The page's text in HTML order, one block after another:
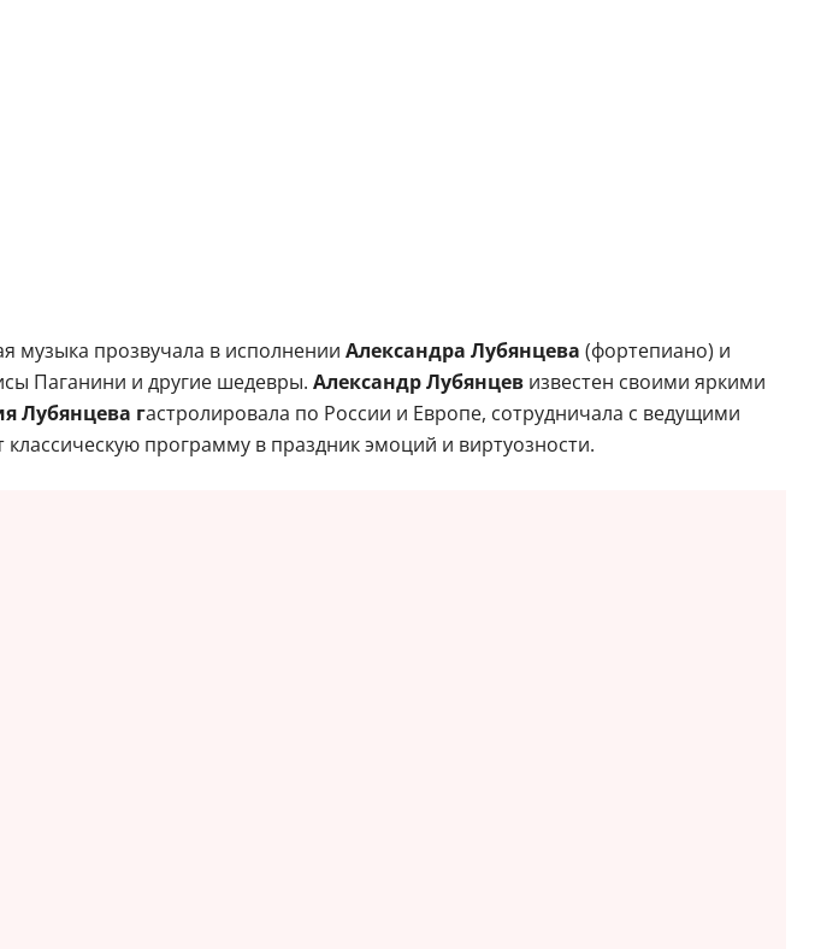
музыка прозвучала в исполнении Александра Лубянцева (фортепиано) и
Паганини и другие шедевры. Александр Лубянцевизвестен своими яркими
Лубянцева гастролировала по России и Европе, сотрудничала с ведущими
программу в праздник эмоций и виртуозности.